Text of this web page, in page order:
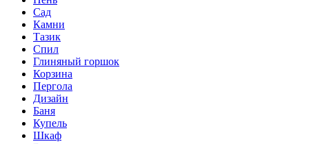
Сад
Камни
Тазик
Спил
Глиняный горшок
Корзина
Пергола
Дизайн
Баня
Купель
Шкаф